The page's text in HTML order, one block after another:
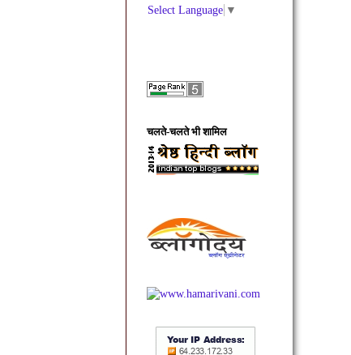
Select Language ▼
चलते-चलते भी शामिल